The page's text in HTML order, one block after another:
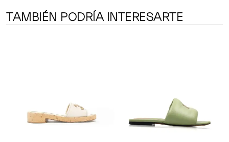
TAMBIÉN PODRÍA INTERESARTE